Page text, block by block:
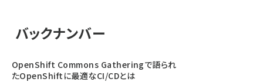
バックナンバー
OpenShift Commons Gatheringで語られ
たOpenShiftに最適なCI/CDとは